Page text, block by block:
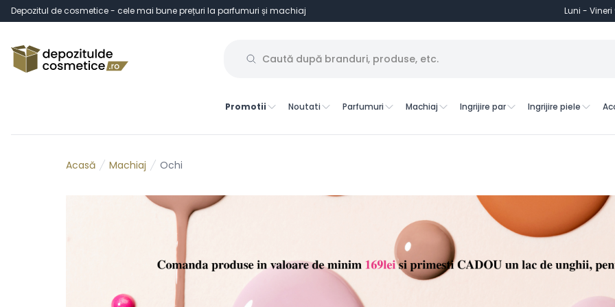
Depozitul de cosmetice - cele mai bune prețuri la parfumuri și machiaj Luni - Vineri
Promotii Noutati Parfumuri Machiaj Ingrijire par Ingrijire piele
Acasă Machiaj Ochi